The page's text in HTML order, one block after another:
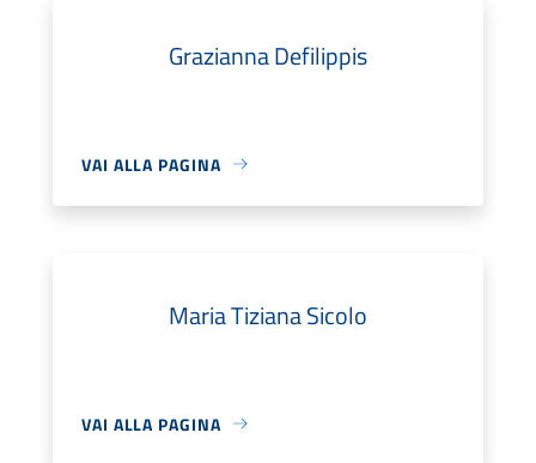
Grazianna Defilippis
VAI ALLA PAGINA
Maria Tiziana Sicolo
VAI ALLA PAGINA